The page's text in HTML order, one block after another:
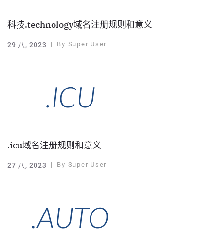
科技.technology域名注册规则和意义
29 八, 2023 By Super User
.icu域名注册规则和意义
27 八, 2023 By Super User